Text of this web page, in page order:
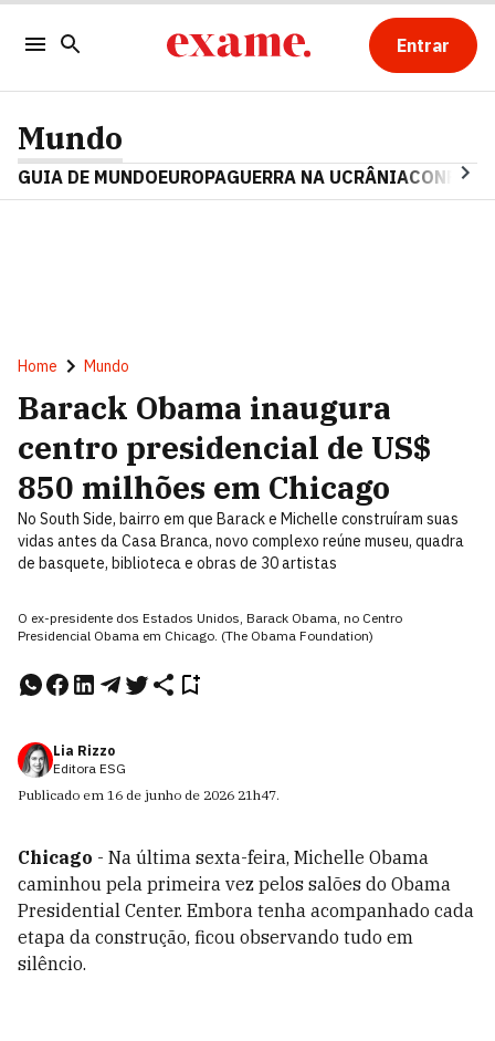
Entrar
Mundo
GUIA DE MUNDOEUROPAGUERRA NA UCRÂNIA
Home Mundo
Barack Obama inaugura
centro presidencial de US$
850 milhões em Chicago
No South Side, bairro em que Barack e Michelle construíram suas
vidas antes da Casa Branca, novo complexo reúne museu, quadra
de basquete, biblioteca e obras de 30 artistas
O ex-presidente dos Estados Unidos, Barack Obama, no Centro
Presidencial Obama em Chicago. (The Obama Foundation)
Lia Rizzo
Editora ESG
Publicado em 16 de junho de 2026 21h47.
Chicago - Na última sexta-feira, Michelle Obama
caminhou pela primeira vez pelos salões do Obama
Presidential Center. Embora tenha acompanhado cada
etapa da construção, ficou observando tudo em
silêncio.